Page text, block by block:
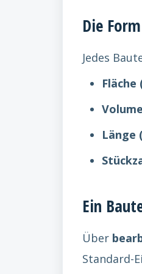
Die
Jedes
Fläche
Länge
Ein
Über
Standard-